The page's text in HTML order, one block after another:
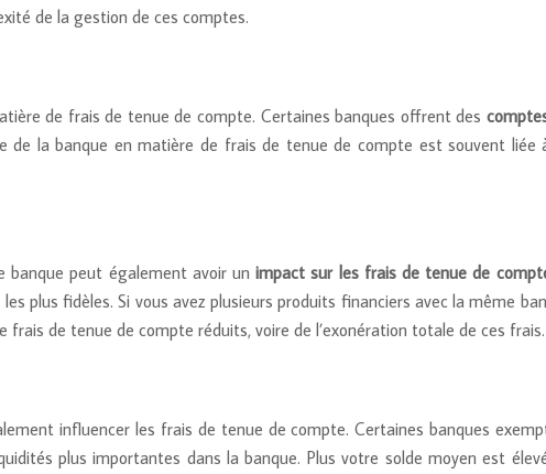
de la gestion de ces comptes.
de frais de tenue de compte. Certaines banques offrent des
de la banque en matière de frais de tenue de compte est souvent
banque peut également avoir unimpact sur les frais de tenue de
plus fidèles. Si vous avez plusieurs produits financiers avec la même
frais de tenue de compte réduits, voire de l’exonération totale de ces frais.
influencer les frais de tenue de compte. Certaines banques
plus importantes dans la banque. Plus votre solde moyen est